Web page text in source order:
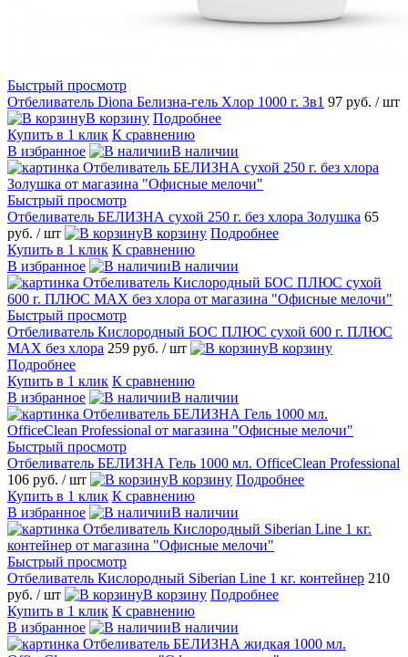
Быстрый просмотр
Отбеливатель Diona Белизна-гель Хлор 1000 г. 3в1 97 руб. / шт
В корзину Подробнее
Купить в 1 клик К сравнению
В избранное
В наличии
Быстрый просмотр
Отбеливатель БЕЛИЗНА сухой 250 г. без хлора Золушка 65
руб. / шт В корзину Подробнее
Купить в 1 клик К сравнению
В избранное
В наличии
Быстрый просмотр
Отбеливатель Кислородный БОС ПЛЮС сухой 600 г. ПЛЮС
MAX без хлора 259 руб. / шт
В корзину
Подробнее
Купить в 1 клик К сравнению
В избранное
В наличии
Быстрый просмотр
Отбеливатель БЕЛИЗНА Гель 1000 мл. OfficeClean Professional
106 руб. / шт В корзину Подробнее
Купить в 1 клик К сравнению
В избранное
В наличии
Быстрый просмотр
Отбеливатель Кислородный Siberian Line 1 кг. контейнер 210
руб. / шт В корзину Подробнее
Купить в 1 клик К сравнению
В избранное
В наличии